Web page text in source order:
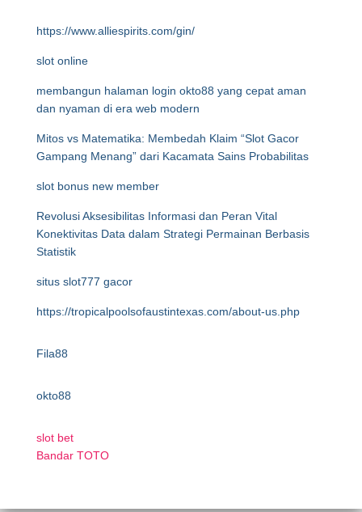
https://www.alliespirits.com/gin/
slot online
membangun halaman login okto88 yang cepat aman
dan nyaman di era web modern
Mitos vs Matematika: Membedah Klaim “Slot Gacor
Gampang Menang” dari Kacamata Sains Probabilitas
slot bonus new member
Revolusi Aksesibilitas Informasi dan Peran Vital
Konektivitas Data dalam Strategi Permainan Berbasis
Statistik
situs slot777 gacor
https://tropicalpoolsofaustintexas.com/about-us.php
Fila88
okto88
slot bet
Bandar TOTO